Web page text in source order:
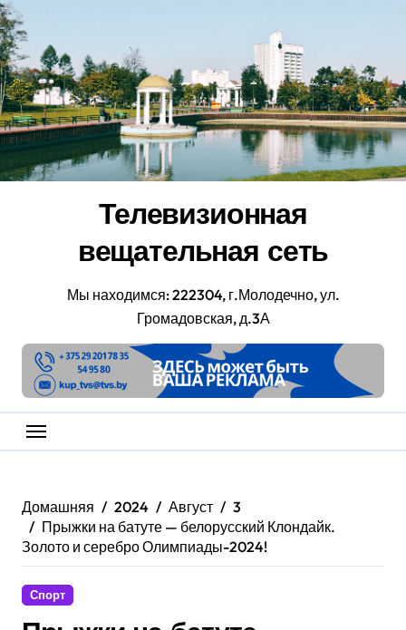
Перейти
к
содержанию
Телевизионная
вещательная сеть
Мы находимся: 222304, г.Молодечно, ул.
Громадовская, д.3А
Домашняя 2024 Август
3
Прыжки на батуте — белорусский Клондайк.
Золото и серебро Олимпиады-2024!
Спорт